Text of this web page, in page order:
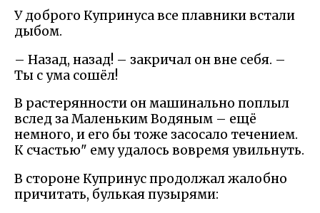
У доброго Купринуса все плавники встали
дыбом.
– Назад, назад! – закричал он вне себя. –
Ты с ума сошёл!
В растерянности он машинально поплыл
вслед за Маленьким Водяным – ещё
немного, и его бы тоже засосало течением.
К счастью" ему удалось вовремя увильнуть.
В стороне Купринус продолжал жалобно
причитать, булькая пузырями: